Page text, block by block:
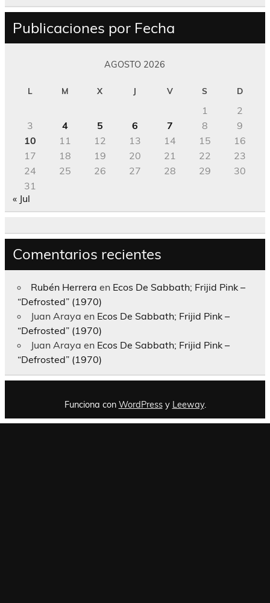
Publicaciones por Fecha
AGOSTO 2026
L M X J V S D
1
2
3
4 5 6 7 8
9
10
11 12 13 14 15
16
17
18 19 20 21 22
23
24
25 26 27 28 29
30
31
« Jul
Comentarios recientes
Rubén Herrera en Ecos De Sabbath; Frijid Pink –
“Defrosted” (1970)
Juan Araya en Ecos De Sabbath; Frijid Pink –
“Defrosted” (1970)
Juan Araya en Ecos De Sabbath; Frijid Pink –
“Defrosted” (1970)
Funciona con WordPressy Leeway.